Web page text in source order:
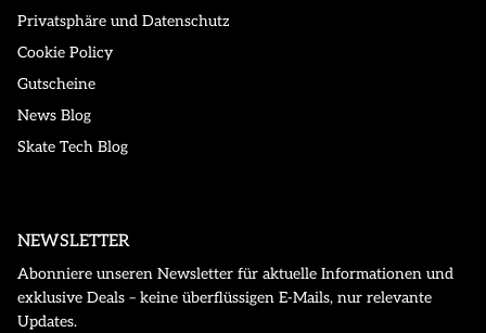
Privatsphäre und Datenschutz
Cookie Policy
Gutscheine
News Blog
Skate Tech Blog
NEWSLETTER
Abonniere unseren Newsletter für aktuelle Informationen und
exklusive Deals – keine überflüssigen E-Mails, nur relevante
Updates.